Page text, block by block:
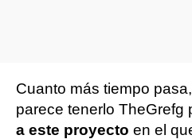
Cuanto más tiempo
parece tenerlo TheGrefg
a este proyecto en el